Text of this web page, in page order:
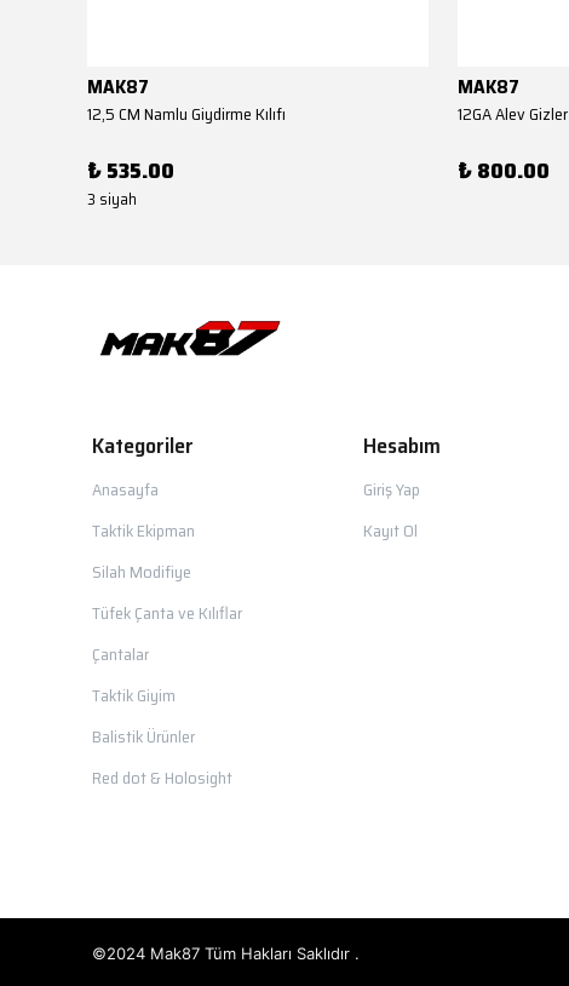
MAK87
12,5 CM Namlu Giydirme Kılıfı
₺ 535.00
3 siyah
MAK87
12GA Alev Gizler
₺ 800.00
Kategoriler
Anasayfa
Taktik Ekipman
Silah Modifiye
Tüfek Çanta ve Kılıflar
Çantalar
Taktik Giyim
Balistik Ürünler
Red dot & Holosight
Hesabım
Giriş Yap
Kayıt Ol
©2024 Mak87 Tüm Hakları Saklıdır .